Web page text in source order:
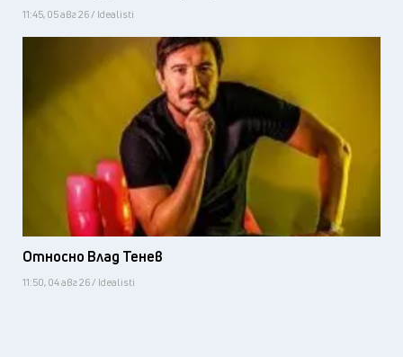
11:45, 05 авг 26 / Idealisti
Относно Влад Тенев
11:50, 04 авг 26 / Idealisti